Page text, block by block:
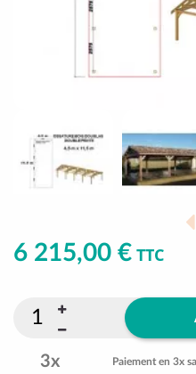
6 215,00 € TTC
3x Paiement en 3x